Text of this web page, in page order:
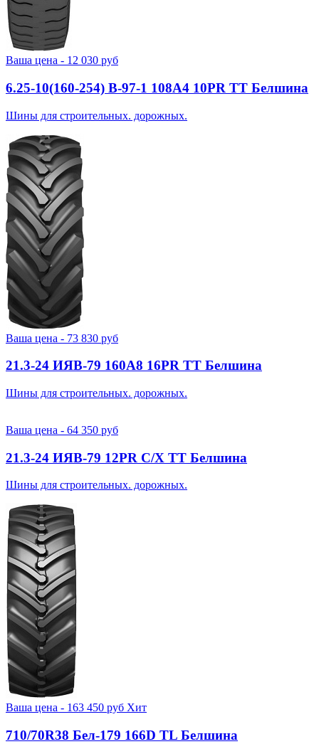
Ваша цена - 12 030 руб
6.25-10(160-254) В-97-1 108A4 10PR TT Белшина
Шины для строительных. дорожных.
Ваша цена - 73 830 руб
21.3-24 ИЯВ-79 160A8 16PR TT Белшина
Шины для строительных. дорожных.
Ваша цена - 64 350 руб
21.3-24 ИЯВ-79 12PR С/Х TT Белшина
Шины для строительных. дорожных.
Ваша цена - 163 450 руб Хит
710/70R38 Бел-179 166D TL Белшина